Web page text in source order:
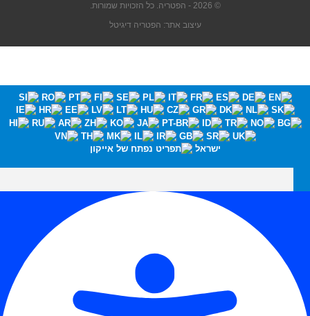
© 2026 - הפטריה. כל הזכויות שמורות.
עיצוב אתר: הפטריה דיגיטל
ישראל